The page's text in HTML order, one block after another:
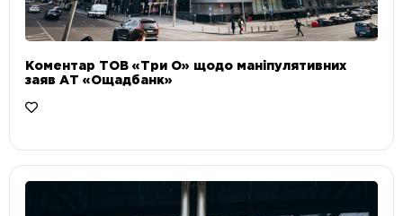
Коментар ТОВ «Три О» щодо маніпулятивних
заяв АТ «Ощадбанк»